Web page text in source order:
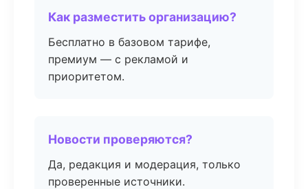
Как разместить организацию?
Бесплатно в базовом тарифе,
премиум — с рекламой и
приоритетом.
Новости проверяются?
Да, редакция и модерация, только
проверенные источники.